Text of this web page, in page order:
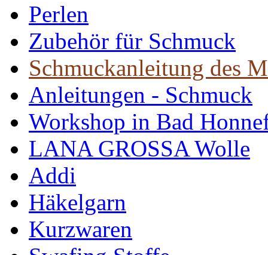
Perlen
Zubehör für Schmuck
Schmuckanleitung des
Anleitungen - Schmuck
Workshop in Bad
LANA GROSSA Wolle
Addi
Häkelgarn
Kurzwaren